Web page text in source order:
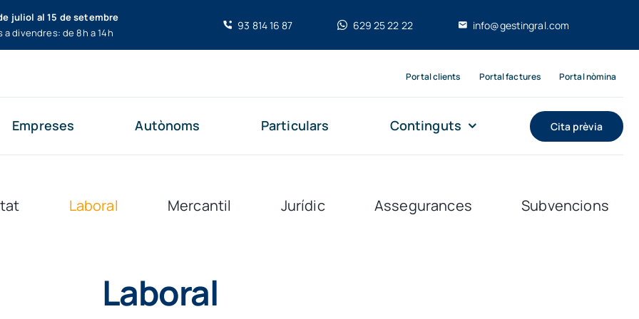
juliol al 15 de setembre
a divendres: de 8h a 14h
93 814 16 87 629 25 22 22 info@gestingral.com
Portal clients Portal factures Portal nòmina
Empreses Autònoms Particulars Continguts Cita prèvia
Laboral Mercantil Jurídic Assegurances Subvencions
Laboral